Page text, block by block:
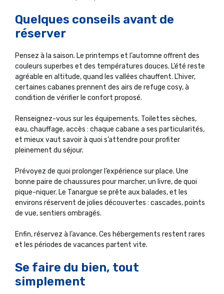
Quelques conseils avant de
réserver
Pensez à la saison. Le printemps et l’automne offrent des
couleurs superbes et des températures douces. L’été reste
agréable en altitude, quand les vallées chauffent. L’hiver,
certaines cabanes prennent des airs de refuge cosy, à
condition de vérifier le confort proposé.
Renseignez-vous sur les équipements. Toilettes sèches,
eau, chauffage, accès : chaque cabane a ses particularités,
et mieux vaut savoir à quoi s’attendre pour profiter
pleinement du séjour.
Prévoyez de quoi prolonger l’expérience sur place. Une
bonne paire de chaussures pour marcher, un livre, de quoi
pique-niquer. Le Tanargue se prête aux balades, et les
environs réservent de jolies découvertes : cascades, points
de vue, sentiers ombragés.
Enfin, réservez à l’avance. Ces hébergements restent rares
et les périodes de vacances partent vite.
Se faire du bien, tout
simplement